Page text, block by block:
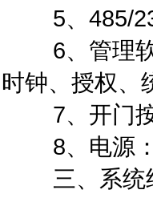
5、485/232
6、管理软
时钟、授权、
7、开门按
8、电源：
三、系统